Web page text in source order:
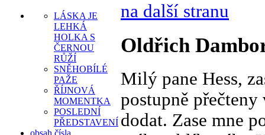
LÁSKA JE
LEHKÁ
HOLKA S
ČERNOU
RŮŽÍ
SNĚHOBÍLÉ
PAŽE
ŘÍJNOVÁ
MOMENTKA
POSLEDNÍ
PŘEDSTAVENÍ
obsah čísla
na další stranu
Oldřich
Milý pane Hess,
postupně
dodat. Zase mne